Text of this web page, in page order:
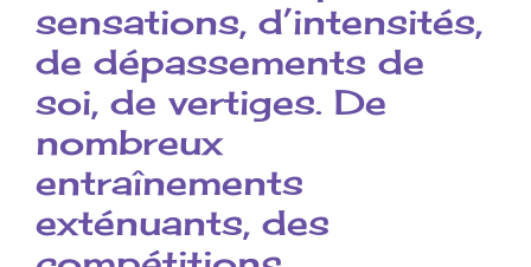
sensations, d’intensités,
de dépassements de
soi, de vertiges. De
nombreux
entraînements
exténuants, des